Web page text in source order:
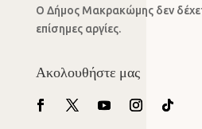
Ο Δήμος Μακρακώμης δεν
επίσημες αργίες.
Ακολουθήστε μας